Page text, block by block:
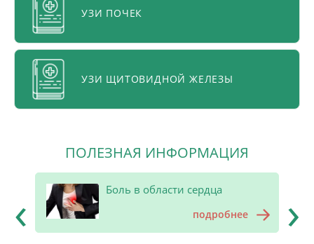
УЗИ ПОЧЕК
УЗИ ЩИТОВИДНОЙ ЖЕЛЕЗЫ
ПОЛЕЗНАЯ ИНФОРМАЦИЯ
Боль в области сердца
подробнее
‹ ›